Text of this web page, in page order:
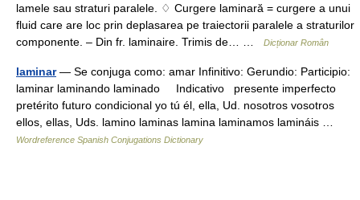
lamele sau straturi paralele. ♢ Curgere laminară = curgere a unui
fluid care are loc prin deplasarea pe traiectorii paralele a straturilor
componente. – Din fr. laminaire. Trimis de… …
Dicționar Român
laminar— Se conjuga como: amar Infinitivo: Gerundio: Participio:
laminar laminando laminado Indicativo presente imperfecto
pretérito futuro condicional yo tú él, ella, Ud. nosotros vosotros
ellos, ellas, Uds. lamino laminas lamina laminamos lamináis …
Wordreference Spanish Conjugations Dictionary